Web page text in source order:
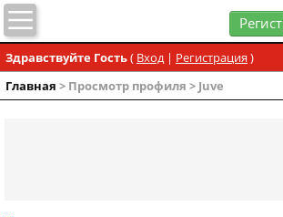
Здравствуйте Гость( Вход| Регистрация )
Главная > Просмотр профиля > Juve